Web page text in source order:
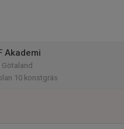
Akademi
Götaland
10 konstgräs